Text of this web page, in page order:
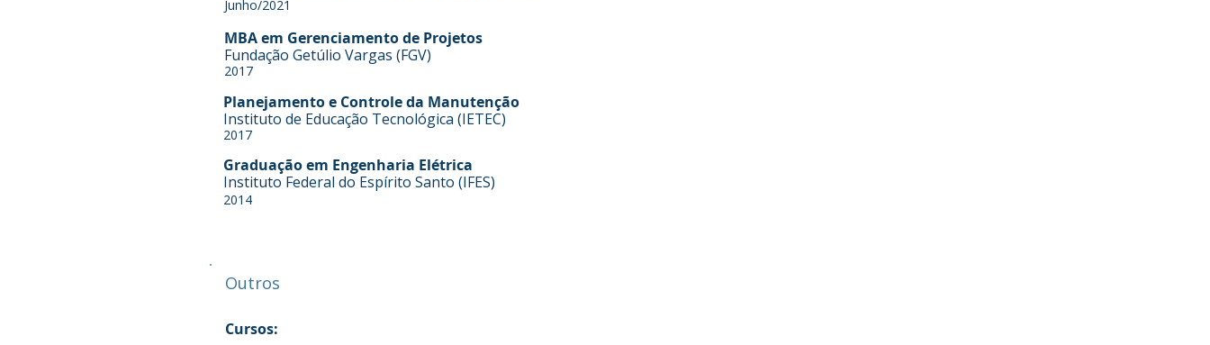
Junho/2021
MBA em Gerenciamento de Projetos
Fundação Getúlio Vargas (FGV)
2017
Planejamento e Controle da Manutenção
Instituto de Educação Tecnológica (IETEC)
2017
Graduação em Engenharia Elétrica
Instituto Federal do Espírito Santo (IFES)
2014
Outros
Cursos: